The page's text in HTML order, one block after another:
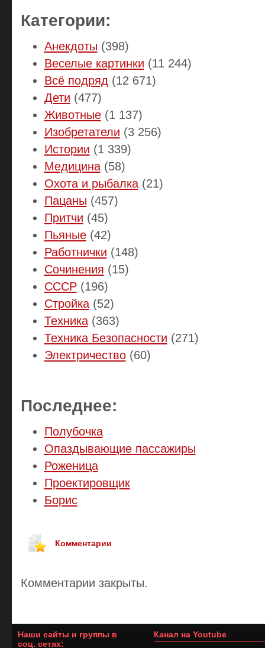
Категории:
Анекдоты (398)
Веселые картинки (11 244)
Всё подряд (12 671)
Дети (477)
Животные(1 137)
Изобретатели (3 256)
Истории (1 339)
Медицина(58)
Охота и рыбалка(21)
Пацаны (457)
Притчи (45)
Пьяные(42)
Работнички (148)
Сочинения (15)
СССР(196)
Стройка(52)
Техника(363)
Техника Безопасности (271)
Электричество(60)
Последнее:
Полубочка
Опаздывающие пассажиры
Роженица
Проектировщик
Борис
Комментарии
Комментарии закрыты.
Наши сайты и группы в
соц. сетях:
Канал на Youtube